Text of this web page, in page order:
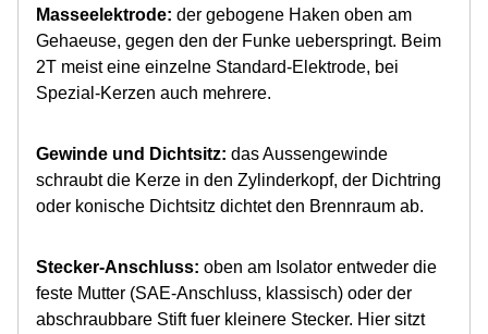
Masseelektrode: der gebogene Haken oben am
Gehaeuse, gegen den der Funke ueberspringt. Beim
2T meist eine einzelne Standard-Elektrode, bei
Spezial-Kerzen auch mehrere.
Gewinde und Dichtsitz: das Aussengewinde
schraubt die Kerze in den Zylinderkopf, der Dichtring
oder konische Dichtsitz dichtet den Brennraum ab.
Stecker-Anschluss: oben am Isolator entweder die
feste Mutter (SAE-Anschluss, klassisch) oder der
abschraubbare Stift fuer kleinere Stecker. Hier sitzt